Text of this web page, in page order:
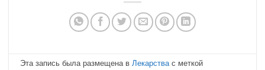
Эта запись была размещена вЛекарствас меткой